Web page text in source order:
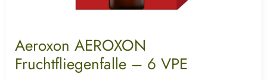
Aeroxon AEROXON
Fruchtfliegenfalle – 6 VPE